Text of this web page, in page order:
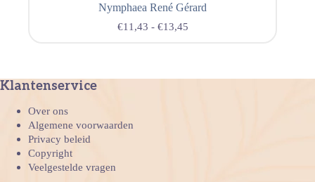
Nymphaea René Gérard
€11,43 - €13,45
Klantenservice
Over ons
Algemene voorwaarden
Privacy beleid
Copyright
Veelgestelde vragen